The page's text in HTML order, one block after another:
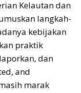
Kelautan dan
langkah-
kebijakan
praktik
dan
and
marak